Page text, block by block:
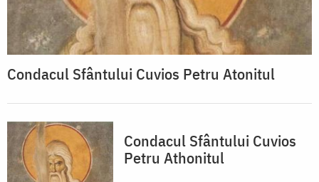
Condacul Sfântului Cuvios Petru Atonitul
Condacul Sfântului Cuvios
Petru Athonitul